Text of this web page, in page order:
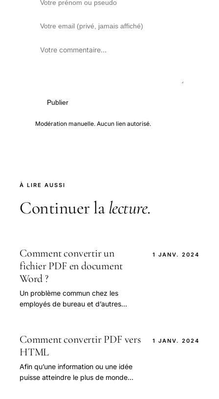
Publier
Modération manuelle. Aucun lien autorisé.
À LIRE AUSSI
Continuer la lecture.
Comment convertir un
fichier PDF en document
Word ?
Un problème commun chez les
employés de bureau et d’autres
1 JANV. 2024
Comment convertir PDF vers
HTML
Afin qu’une information ou une idée
puisse atteindre le plus de monde
1 JANV. 2024